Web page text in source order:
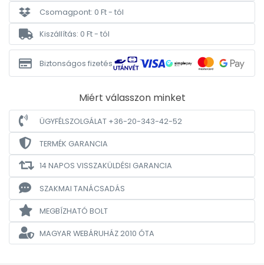
Csomagpont: 0 Ft - tól
Kiszállítás: 0 Ft - tól
Biztonságos fizetés
Miért válasszon minket
ÜGYFÉLSZOLGÁLAT +36-20-343-42-52
TERMÉK GARANCIA
14 NAPOS VISSZAKÜLDÉSI GARANCIA
SZAKMAI TANÁCSADÁS
MEGBÍZHATÓ BOLT
MAGYAR WEBÁRUHÁZ2010 ÓTA